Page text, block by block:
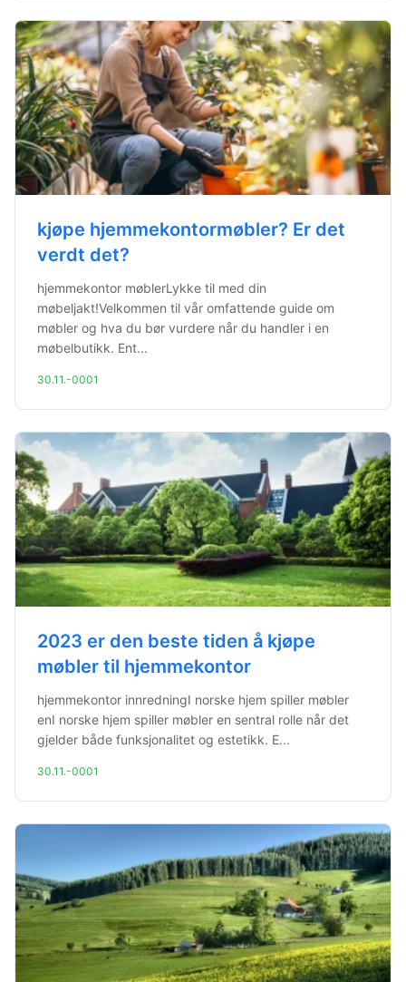
kjøpe hjemmekontormøbler? Er det
verdt det?
hjemmekontor møblerLykke til med din
møbeljakt!Velkommen til vår omfattende guide om
møbler og hva du bør vurdere når du handler i en
møbelbutikk. Ent...
30.11.-0001
2023 er den beste tiden å kjøpe
møbler til hjemmekontor
hjemmekontor innredningI norske hjem spiller møbler
enI norske hjem spiller møbler en sentral rolle når det
gjelder både funksjonalitet og estetikk. E...
30.11.-0001